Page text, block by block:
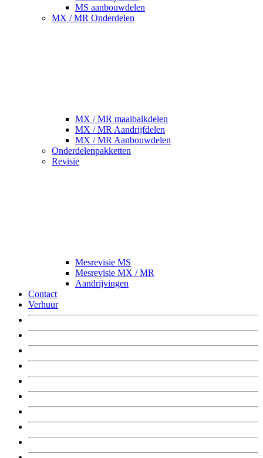
MS aanbouwdelen
MX / MR Onderdelen
MX / MR maaibalkdelen
MX / MR Aandrijfdelen
MX / MR Aanbouwdelen
Onderdelenpakketten
Revisie
Mesrevisie MS
Mesrevisie MX / MR
Aandrijvingen
Contact
Verhuur